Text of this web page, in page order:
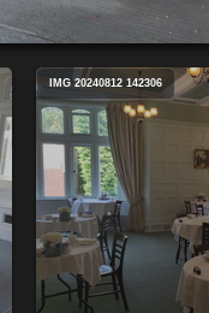
IMG 20240812 142306